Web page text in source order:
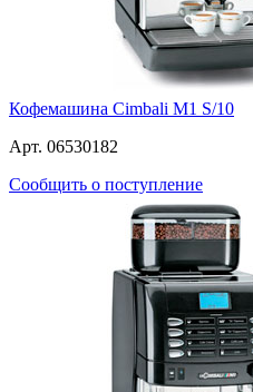
Кофемашина Cimbali M1 S/10
Арт. 06530182
Сообщить о поступление